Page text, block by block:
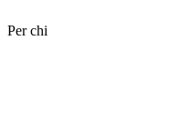
Per chi